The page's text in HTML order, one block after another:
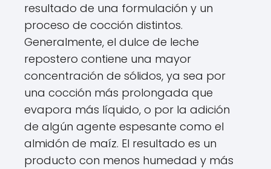
resultado de una formulación y un
proceso de cocción distintos.
Generalmente, el dulce de leche
repostero contiene una mayor
concentración de sólidos, ya sea por
una cocción más prolongada que
evapora más líquido, o por la adición
de algún agente espesante como el
almidón de maíz. El resultado es un
producto con menos humedad y más